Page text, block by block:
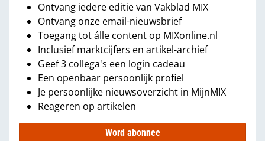
Ontvang iedere editie van Vakblad MIX
Ontvang onze email-nieuwsbrief
Toegang tot álle content op MIXonline.nl
Inclusief marktcijfers en artikel-archief
Geef 3 collega's een login cadeau
Een openbaar persoonlijk profiel
Je persoonlijke nieuwsoverzicht in MijnMIX
Reageren op artikelen
Word abonnee